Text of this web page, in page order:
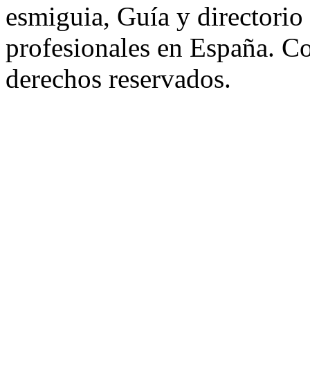
esmiguia, Guía y directorio
profesionales en España.
derechos reservados.